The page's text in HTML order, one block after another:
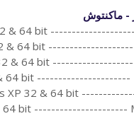
- ماكنتوش
& 64 bit
& 64 bit
& 64 bit
64 bit ----------------------
XP 32 & 64 bit
64 bit ----------------------